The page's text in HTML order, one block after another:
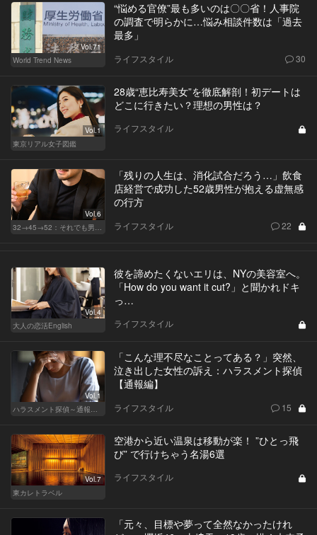
Vol.71
World Trend News
“悩める官僚”最も多いのは〇〇省！人事院
の調査で明らかに…悩み相談件数は「過去
最多」
ライフスタイル 30
Vol.1
東京リアル女子図鑑
28歳“恵比寿美女”を徹底解剖！初デートは
どこに行きたい？理想の男性は？
ライフスタイル
Vol.6
32→45→52：それでも男は完成しない。
「残りの人生は、消化試合だろう…」飲食
店経営で成功した52歳男性が抱える虚無感
の行方
ライフスタイル 22
Vol.4
大人の恋活English
彼を諦めたくないエリは、NYの美容室へ。
「How do you want it cut?」と聞かれドキ
っ…
ライフスタイル
Vol.1
ハラスメント探偵～通報編～
「こんな理不尽なことってある？」突然、
泣き出した女性の訴え：ハラスメント探偵
【通報編】
ライフスタイル 15
Vol.7
東カレトラベル
空港から近い温泉は移動が楽！ ”ひとっ飛
び” で行けちゃう名湯6選
ライフスタイル
「元々、目標や夢って全然なかったけれ